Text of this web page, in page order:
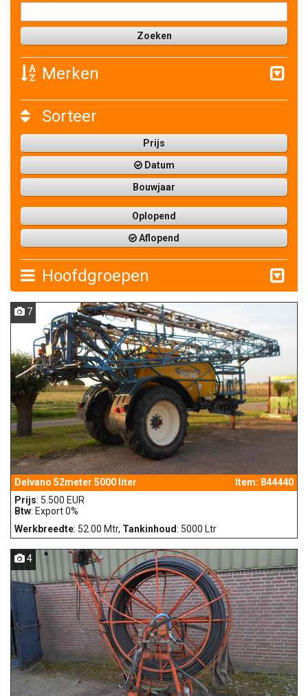
Merken
Sorteer
Prijs
Datum
Bouwjaar
Oplopend
Aflopend
Hoofdgroepen
7
Delvano 52meter 5000 liter
Item: 844440
Prijs: 5.500 EUR
Btw: Export 0%
Werkbreedte: 52.00 Mtr, Tankinhoud: 5000 Ltr
4